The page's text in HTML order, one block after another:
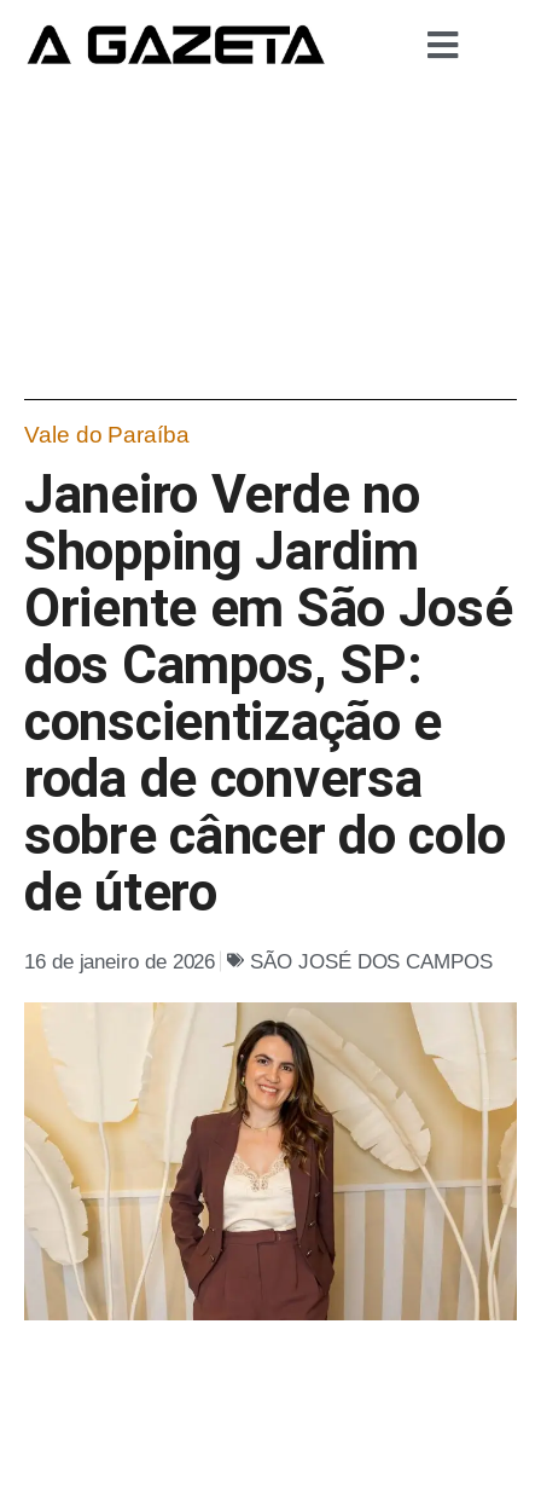
Vale do Paraíba
Janeiro Verde no
Shopping Jardim
Oriente em São José
dos Campos, SP:
conscientização e
roda de conversa
sobre câncer do colo
de útero
16 de janeiro de 2026 SÃO JOSÉ DOS CAMPOS